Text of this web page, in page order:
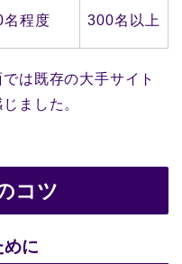
名程度 300名以上
は既存の大手サイト
ました。
コツ
に